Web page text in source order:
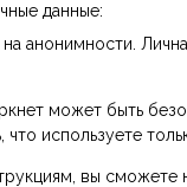
данные:
анонимности.
может быть
что используете
вы сможете